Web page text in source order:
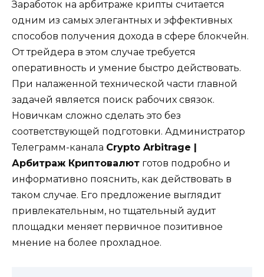
Заработок на арбитраже крипты считается
одним из самых элегантных и эффективных
способов получения дохода в сфере блокчейн.
От трейдера в этом случае требуется
оперативность и умение быстро действовать.
При налаженной технической части главной
задачей является поиск рабочих связок.
Новичкам сложно сделать это без
соответствующей подготовки. Администратор
Телеграмм-канала Crypto Arbitrage |
Арбитраж Криптовалют готов подробно и
информативно пояснить, как действовать в
таком случае. Его предложение выглядит
привлекательным, но тщательный аудит
площадки меняет первичное позитивное
мнение на более прохладное.